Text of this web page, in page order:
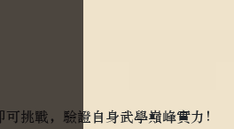
挑戰，驗證自身武學巔峰實力！